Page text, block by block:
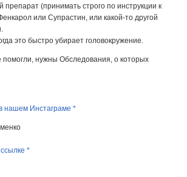
препарат (принимать строго по инструкции к
или Супрастин, или какой-то другой
это быстро убирает головокружение.
помогли, нужны Обследования, о которых
нашем Инстаграме *
*